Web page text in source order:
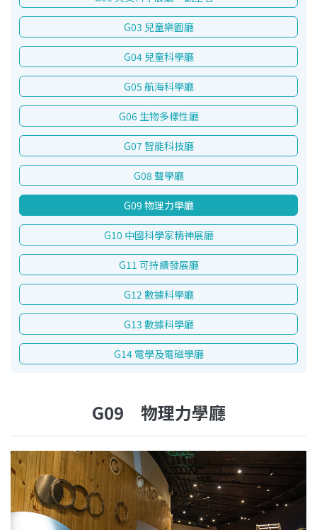
G03 兒童樂園廳
G04 兒童科學廳
G05 航海科學廳
G06 生物多樣性廳
G07 智能科技廳
G08 聲學廳
G09 物理力學廳
G10 中國科學家精神展廳
G11 可持續發展廳
G12 數據科學廳
G13 數據科學廳
G14 電學及電磁學廳
G09 物理力學廳